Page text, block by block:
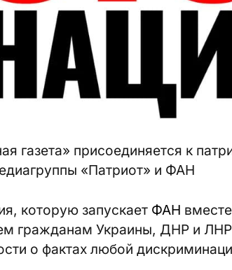
газета» присоединяется к
«Патриот» и ФАН
которую запускает ФАН
гражданам Украины, ДНР и
о фактах любой